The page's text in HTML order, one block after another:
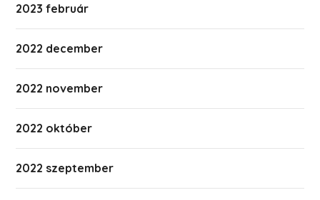
2023 február
2022 december
2022 november
2022 október
2022 szeptember